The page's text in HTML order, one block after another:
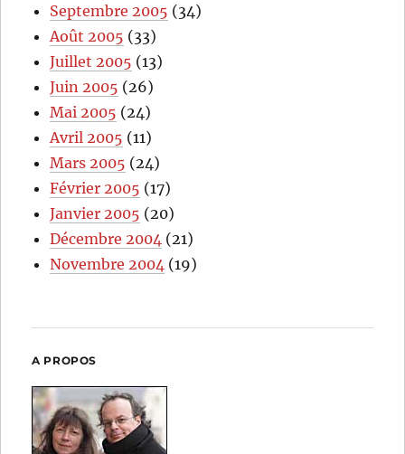
Septembre 2005 (34)
Août 2005 (33)
Juillet 2005 (13)
Juin 2005 (26)
Mai 2005 (24)
Avril 2005 (11)
Mars 2005 (24)
Février 2005 (17)
Janvier 2005 (20)
Décembre 2004 (21)
Novembre 2004 (19)
A PROPOS